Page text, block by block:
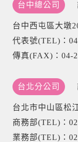
台中總公司
台中西屯區大墩
代表號(TEL)：
傳真(FAX)：04-
台北分公司
台北市中山區松
商務部(TEL)：
業務部(TEL)：